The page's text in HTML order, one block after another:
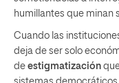
humillantes que minan
Cuando las
deja de ser solo
de estigmatización